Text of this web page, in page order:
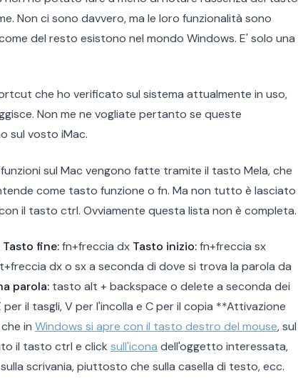
Non ci sono davvero, ma le loro funzionalità sono
del resto esistono nel mondo Windows. E' solo una
che ho verificato sul sistema attualmente in uso,
Non me ne vogliate pertanto se queste
sul vosto iMac.
sul Mac vengono fatte tramite il tasto Mela, che
come tasto funzione o fn. Ma non tutto è lasciato
il tasto ctrl. Ovviamente questa lista non è completa.
Tasto fine:fn+freccia dx Tasto inizio:fn+freccia sx
dx o sx a seconda di dove si trova la parola da
parola: tasto alt + backspace o delete a seconda dei
per il tasgli, V per l'incolla e C per il copia **Attivazione
in Windows si apre con il tasto destro del mouse, sul
il tasto ctrl e click sull'icona dell'oggetto interessata,
scrivania, piuttosto che sulla casella di testo, ecc.